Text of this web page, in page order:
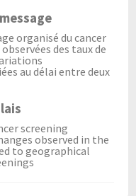
organisé du cancer
des taux de
au délai entre deux
screening
observed in the
to geographical